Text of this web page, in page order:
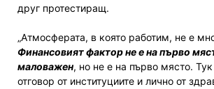
друг протестиращ.
„Атмосферата, в която работим, не е
Финансовият фактор не е на първо
маловажен, но не е на първо място.
отговор от институциите и лично от